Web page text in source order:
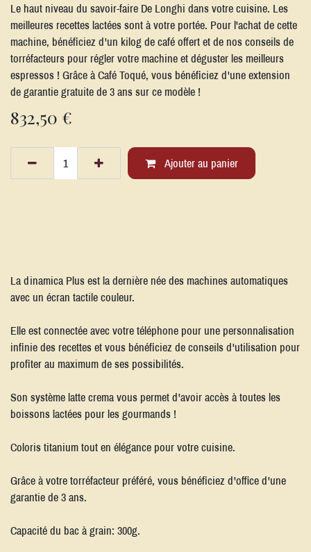
Le haut niveau du savoir-faire De Longhi dans votre cuisine. Les
meilleures recettes lactées sont à votre portée. Pour l'achat de cette
machine, bénéficiez d'un kilog de café offert et de nos conseils de
torréfacteurs pour régler votre machine et déguster les meilleurs
espressos ! Grâce à Café Toqué, vous bénéficiez d'une extension
de garantie gratuite de 3 ans sur ce modèle !
832,50 €
Ajouter au panier
La dinamica Plus est la dernière née des machines automatiques
avec un écran tactile couleur.
Elle est connectée avec votre téléphone pour une personnalisation
infinie des recettes et vous bénéficiez de conseils d'utilisation pour
profiter au maximum de ses possibilités.
Son système latte crema vous permet d'avoir accès à toutes les
boissons lactées pour les gourmands !
Coloris titanium tout en élégance pour votre cuisine.
Grâce à votre torréfacteur préféré, vous bénéficiez d'office d'une
garantie de 3 ans.
Capacité du bac à grain: 300g.